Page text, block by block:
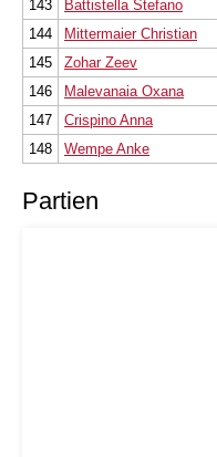
143
Battistella Stefano
144
Mittermaier Christian
145
Zohar Zeev
146
Malevanaia Oxana
147
Crispino Anna
148
Wempe Anke
Partien